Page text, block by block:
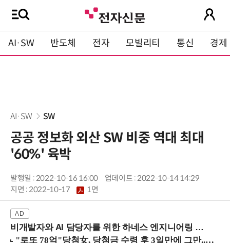
AI·SW 반도체 전자 모빌리티 통신 경제
AI·SW SW
공공 정보화 외산 SW 비중 역대 최대
'60%' 육박
발행일 : 2022-10-16 16:00
업데이트 : 2022-10-14 14:29
지면 :2022-10-17 1면
비개발자와 AI 담당자를 위한 하네스 엔지니어링 입문과정 (8/20 신논현역)